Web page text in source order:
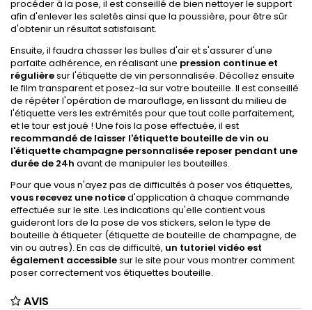
procéder à la pose, il est conseillé de bien nettoyer le support
afin d'enlever les saletés ainsi que la poussière, pour être sûr
d'obtenir un résultat satisfaisant.
Ensuite, il faudra chasser les bulles d'air et s'assurer d'une
parfaite adhérence, en réalisant une pression continue et
régulièresur l'étiquette de vin personnalisée. Décollez ensuite
le film transparent et posez-la sur votre bouteille. Il est conseillé
de répéter l'opération de marouflage, en lissant du milieu de
l'étiquette vers les extrémités pour que tout colle parfaitement,
et le tour est joué ! Une fois la pose effectuée, il est
recommandé de laisser l'étiquette bouteille de vin ou
l'étiquette champagne personnalisée reposer pendant une
durée de 24h avant de manipuler les bouteilles.
Pour que vous n'ayez pas de difficultés à poser vos étiquettes,
vous recevez une noticed'application à chaque commande
effectuée sur le site. Les indications qu'elle contient vous
guideront lors de la pose de vos stickers, selon le type de
bouteille à étiqueter (étiquette de bouteille de champagne, de
vin ou autres). En cas de difficulté, un tutoriel vidéo est
également accessiblesur le site pour vous montrer comment
poser correctement vos étiquettes bouteille.
AVIS